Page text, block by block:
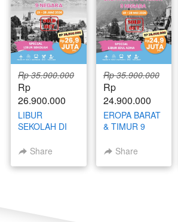
Rp 35.900.000
Rp
26.900.000
LIBUR
SEKOLAH DI
9 NEGARA 19 -
Share
Rp 35.900.000
Rp
24.900.000
EROPA BARAT
& TIMUR 9
28 MEI 2026
Share